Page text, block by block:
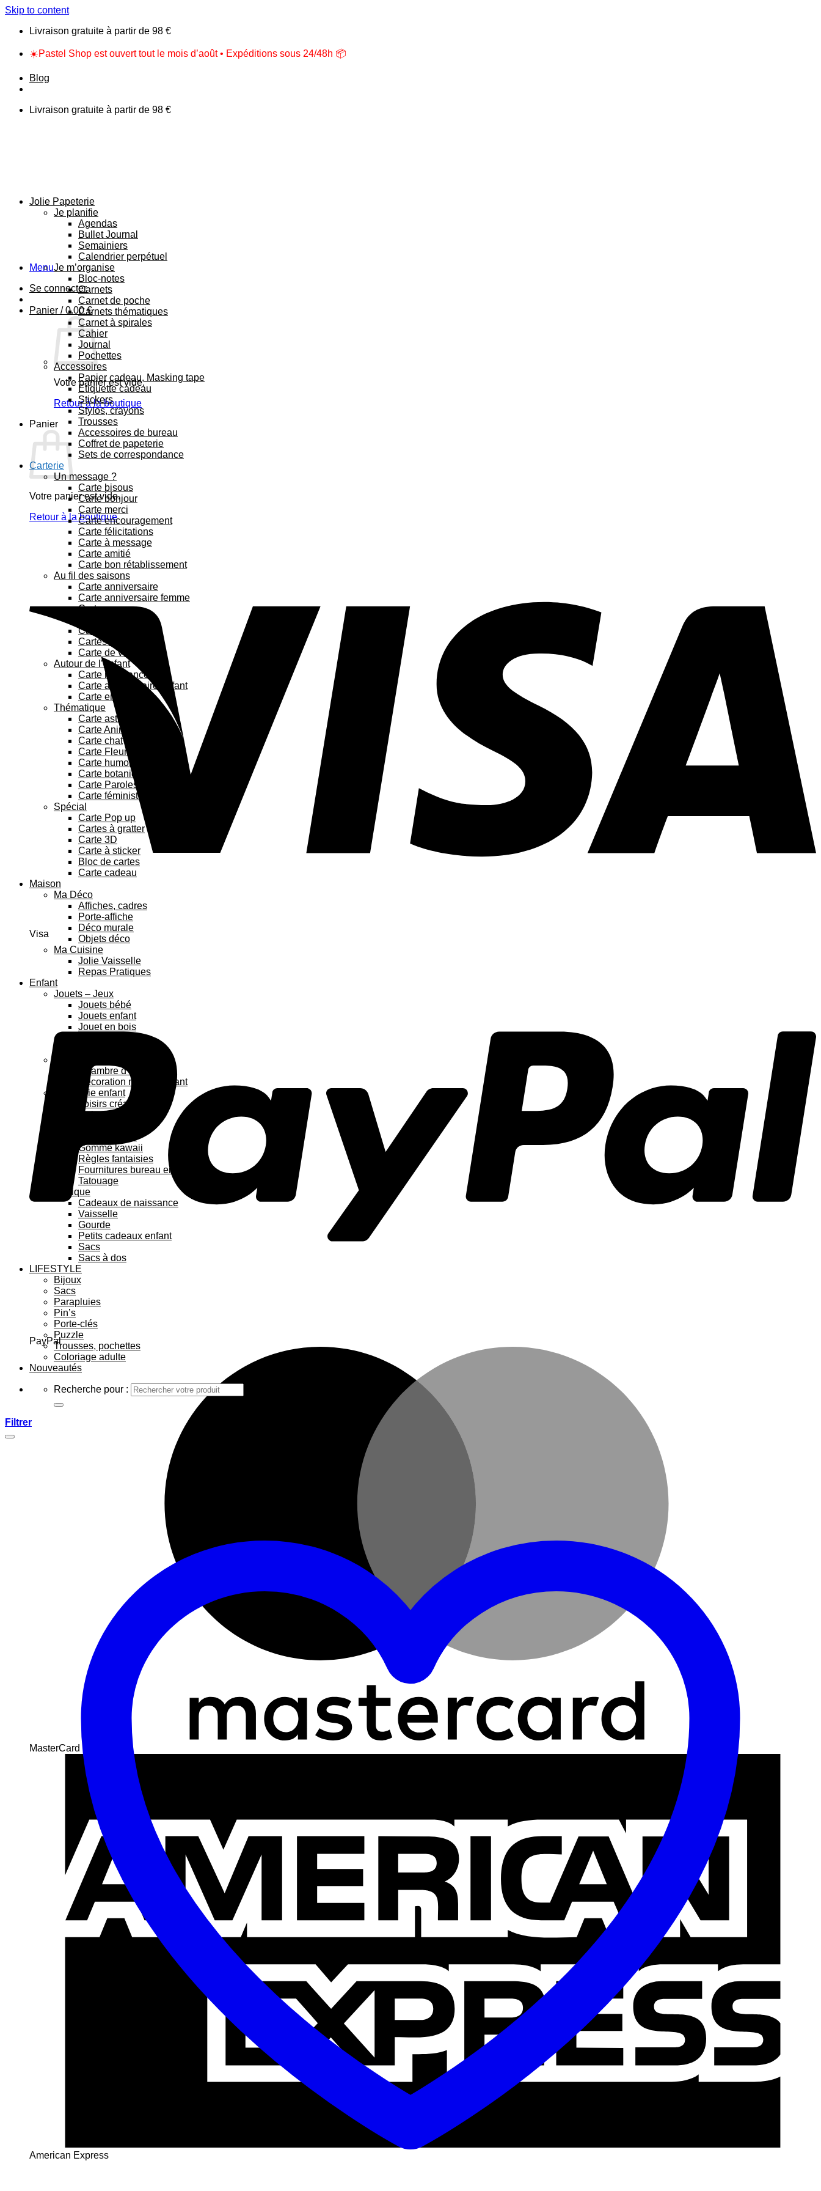
Skip to content
Livraison gratuite à partir de 98 €
☀️Pastel Shop est ouvert tout le mois d’août • Expéditions sous 24/48h 📦
Blog
Livraison gratuite à partir de 98 €
Menu
Se connecter
Panier /0.00€
Votre panier est vide.
Retour à la boutique
Panier
Votre panier est vide.
Retour à la boutique
Visa
PayPal
MasterCard
American Express
Jolie Papeterie
Je planifie
Agendas
Bullet Journal
Semainiers
Calendrier perpétuel
Je m’organise
Bloc-notes
Carnets
Carnet de poche
Carnets thématiques
Carnet à spirales
Cahier
Journal
Pochettes
Accessoires
Papier cadeau, Masking tape
Etiquette cadeau
Stickers
Stylos, crayons
Trousses
Accessoires de bureau
Coffret de papeterie
Sets de correspondance
Carterie
Un message ?
Carte bisous
Carte bonjour
Carte merci
Carte encouragement
Carte félicitations
Carte à message
Carte amitié
Carte bon rétablissement
Au fil des saisons
Carte anniversaire
Carte anniversaire femme
Carte amour
Carte papa
Cartes de Noël
Carte de vœux
Autour de l’enfant
Carte naissance
Carte anniversaire enfant
Carte enfant
Thématique
Carte astrologie
Carte Animaux
Carte chat
Carte Fleurs
Carte humoristique
Carte botanique
Carte Paroles de chanson
Carte féministe
Spécial
Carte Pop up
Cartes à gratter
Carte 3D
Carte à sticker
Bloc de cartes
Carte cadeau
Maison
Ma Déco
Affiches, cadres
Porte-affiche
Déco murale
Objets déco
Ma Cuisine
Jolie Vaisselle
Repas Pratiques
Enfant
Jouets – Jeux
Jouets bébé
Jouets enfant
Jouet en bois
Chambre d’enfants
Décoration murale enfant
Papeterie enfant
Loisirs créatifs
Coloriage enfant
Gomme kawaii
Règles fantaisies
Fournitures bureau enfant
Tatouage
Pratique
Cadeaux de naissance
Vaisselle
Gourde
Petits cadeaux enfant
Sacs
Sacs à dos
LIFESTYLE
Bijoux
Sacs
Parapluies
Pin’s
Porte-clés
Puzzle
Trousses, pochettes
Coloriage adulte
Nouveautés
Recherche pour :
Filtrer